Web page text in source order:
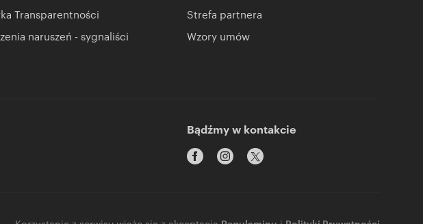
Transparentności
naruszeń - sygnaliści
Strefa partnera
Wzory umów
Bądźmy w kontakcie